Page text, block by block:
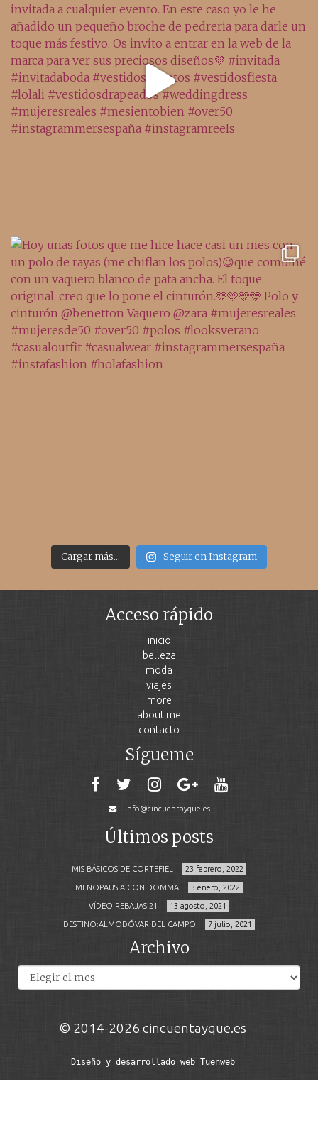
Cargar más... Seguir en Instagram
Acceso rápido
inicio
belleza
moda
viajes
more
about me
contacto
Sígueme
info@cincuentayque.es
Últimos posts
MIS BÁSICOS DE CORTEFIEL 23 febrero, 2022
MENOPAUSIA CON DOMMA 3 enero, 2022
VÍDEO REBAJAS 21 13 agosto, 2021
DESTINO:ALMODÓVAR DEL CAMPO 7 julio, 2021
Archivo
© 2014-2026 cincuentayque.es
Diseño y desarrollado web Tuenweb